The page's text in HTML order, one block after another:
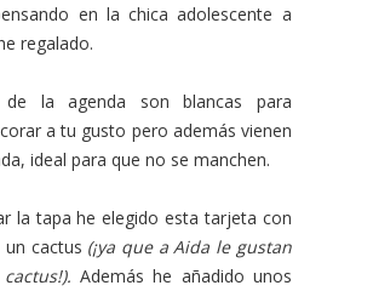
en la chica adolescente a
regalado.
la agenda son blancas para
a tu gusto pero además vienen
ideal para que no se manchen.
la tapa he elegido esta tarjeta con
cactus (¡ya que a Aida le gustan
Además he añadido unos